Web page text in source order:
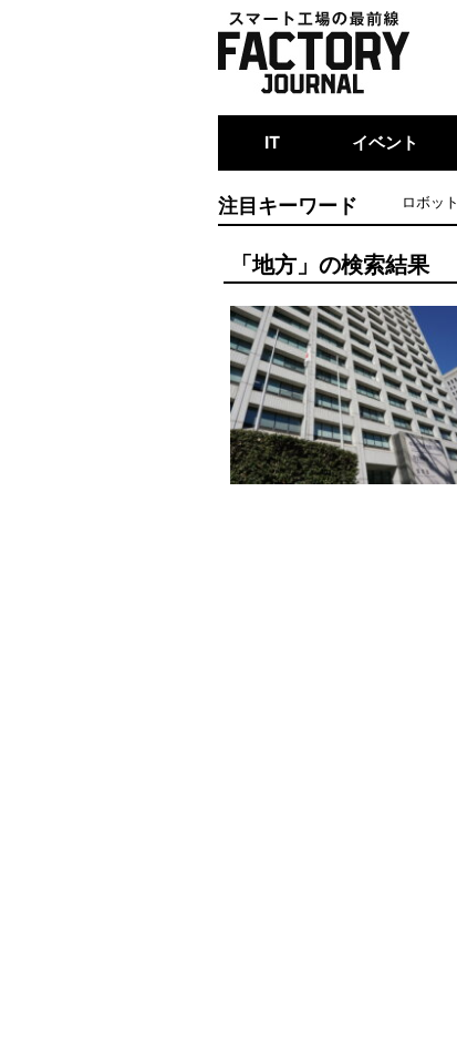
IT イベント
注目キーワード ロボット
「地方」の検索結果